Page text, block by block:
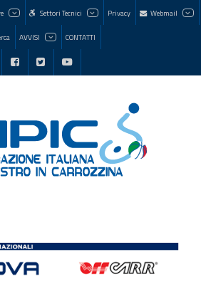
Settori Tecnici Privacy Webmail
AVVISI CONTATTI